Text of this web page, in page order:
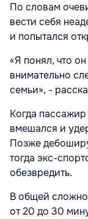
По словам
вести себя
и попытался
«Я понял, что
внимательно
семьи», -
Когда
вмешался и
Позже
тогда экс-
обезвредить.
В общей
от 20 до 30